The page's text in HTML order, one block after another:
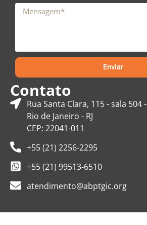
Enviar
Contato
Rua Santa Clara, 115 - sala 504
Rio de Janeiro - RJ
CEP: 22041-011
+55 (21) 2256-2295
+55 (21) 99513-6510
atendimento@abptgic.org